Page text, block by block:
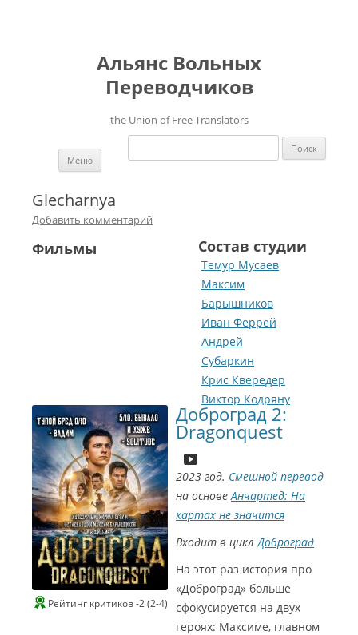
Альянс Вольных
Переводчиков
the Union of Free Translators
Найти:
Меню
Glecharnya
Добавить комментарий
Состав студии
Темур Мусаев
Максим
Барышников
Иван Феррей
Андрей
Субаркин
Крис Квередер
Виктор Кодряну
Рамиз Бабаев
Александр Р.
Водянка
Аня Анева
Александр
Аделина
Роберт
Макаронов
Кирилл Егер
Фильмы
Рейтинг критиков -2 (2-4)
Доброград 2:
Dragonquest
2023 год. Смешной перевод
на основеАнчартед: На
картах не значится
Входит в циклДоброград
На этот раз история про
«Доброград» больше
сфокусируется на двух
героях: Максиме, главном